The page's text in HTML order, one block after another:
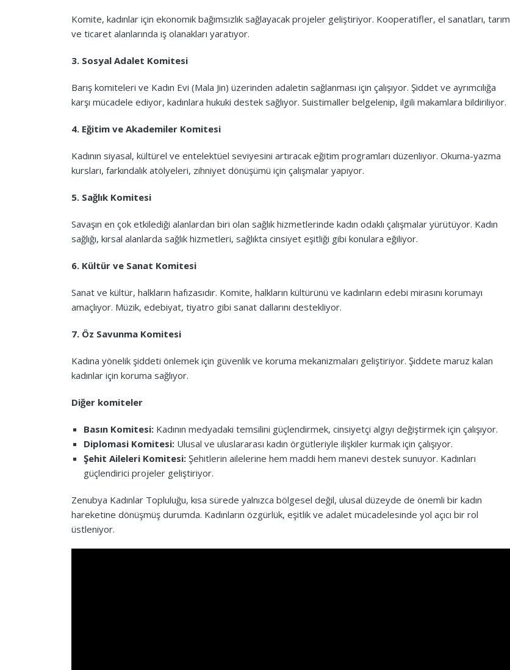
Komite, kadınlar için ekonomik bağımsızlık sağlayacak projeler geliştiriyor. Kooperatifler, el sanatları, tarım
ve ticaret alanlarında iş olanakları yaratıyor.
3. Sosyal Adalet Komitesi
Barış komiteleri ve Kadın Evi (Mala Jin) üzerinden adaletin sağlanması için çalışıyor. Şiddet ve ayrımcılığa
karşı mücadele ediyor, kadınlara hukuki destek sağlıyor. Suistimaller belgelenip, ilgili makamlara bildiriliyor.
4. Eğitim ve Akademiler Komitesi
Kadının siyasal, kültürel ve entelektüel seviyesini artıracak eğitim programları düzenliyor. Okuma-yazma
kursları, farkındalık atölyeleri, zihniyet dönüşümü için çalışmalar yapıyor.
5. Sağlık Komitesi
Savaşın en çok etkilediği alanlardan biri olan sağlık hizmetlerinde kadın odaklı çalışmalar yürütüyor. Kadın
sağlığı, kırsal alanlarda sağlık hizmetleri, sağlıkta cinsiyet eşitliği gibi konulara eğiliyor.
6. Kültür ve Sanat Komitesi
Sanat ve kültür, halkların hafızasıdır. Komite, halkların kültürünü ve kadınların edebi mirasını korumayı
amaçlıyor. Müzik, edebiyat, tiyatro gibi sanat dallarını destekliyor.
7. Öz Savunma Komitesi
Kadına yönelik şiddeti önlemek için güvenlik ve koruma mekanizmaları geliştiriyor. Şiddete maruz kalan
kadınlar için koruma sağlıyor.
Diğer komiteler
Basın Komitesi: Kadının medyadaki temsilini güçlendirmek, cinsiyetçi algıyı değiştirmek için çalışıyor.
Diplomasi Komitesi: Ulusal ve uluslararası kadın örgütleriyle ilişkiler kurmak için çalışıyor.
Şehit Aileleri Komitesi: Şehitlerin ailelerine hem maddi hem manevi destek sunuyor. Kadınları
güçlendirici projeler geliştiriyor.
Zenubya Kadınlar Topluluğu, kısa sürede yalnızca bölgesel değil, ulusal düzeyde de önemli bir kadın
hareketine dönüşmüş durumda. Kadınların özgürlük, eşitlik ve adalet mücadelesinde yol açıcı bir rol
üstleniyor.